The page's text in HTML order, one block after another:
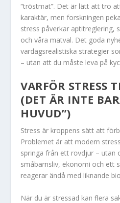
“tröstmat”. Det är lätt att tro
karaktär, men forskningen
stress påverkar aptitreglering,
och våra matval. Det goda
vardagsrealistiska strategier
– utan att du måste leva på
VARFÖR STRESS
(DET ÄR INTE
HUVUD”)
Stress är kroppens sätt att
Problemet är att modern
springa från ett rovdjur – utan
småbarnsliv, ekonomi och ett
reagerar ändå med liknande
När du är stressad kan flera